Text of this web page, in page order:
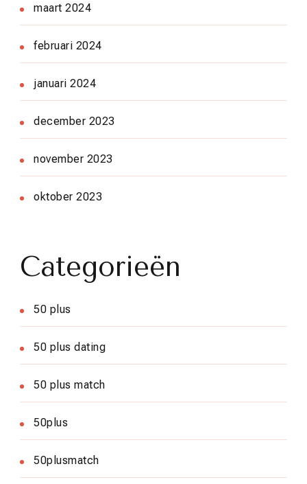
maart 2024
februari 2024
januari 2024
december 2023
november 2023
oktober 2023
Categorieën
50 plus
50 plus dating
50 plus match
50plus
50plusmatch